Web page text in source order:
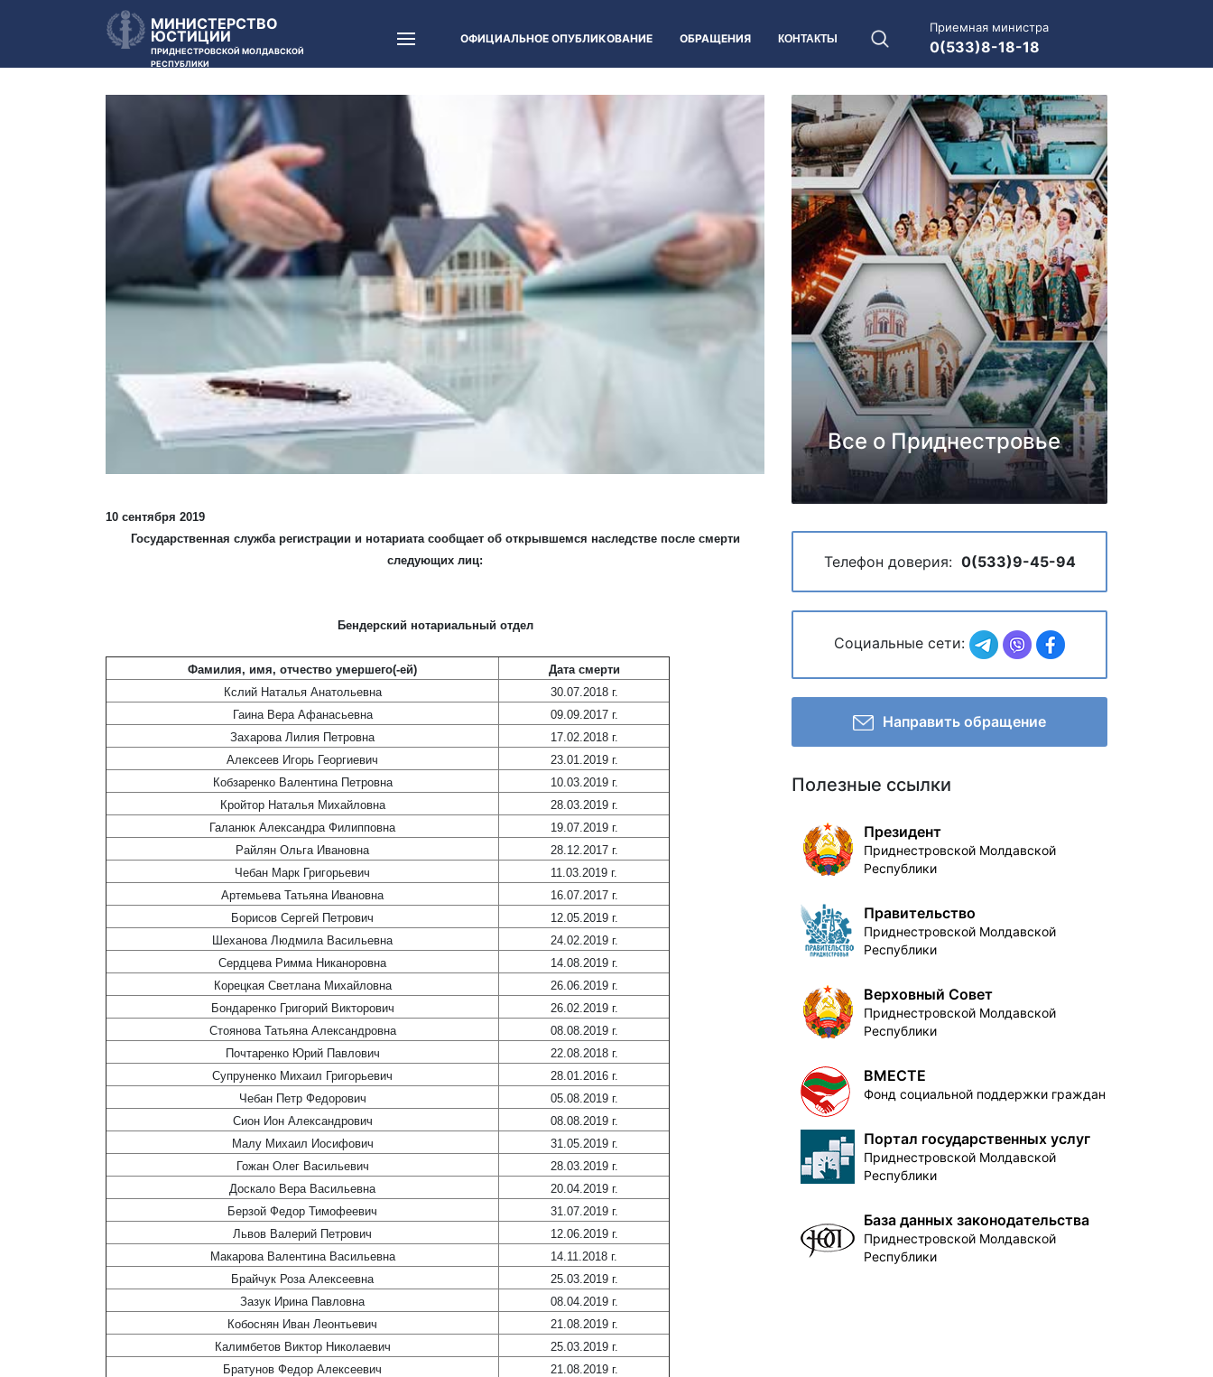
МИНИСТЕРСТВО
ЮСТИЦИИ
ПРИДНЕСТРОВСКОЙ МОЛДАВСКОЙ
РЕСПУБЛИКИ
ОФИЦИАЛЬНОЕ ОПУБЛИКОВАНИЕ ОБРАЩЕНИЯ КОНТАКТЫ
Приемная министра
0(533)8-18-18
10 сентября 2019
Государственная служба регистрации и нотариата сообщает об открывшемся наследстве после смерти
следующих лиц:
Бендерский нотариальный отдел
Фамилия, имя, отчество умершего(-ей)
Дата смерти
Кслий Наталья Анатольевна
30.07.2018 г.
Гаина Вера Афанасьевна
09.09.2017 г.
Захарова Лилия Петровна
17.02.2018 г.
Алексеев Игорь Георгиевич
23.01.2019 г.
Кобзаренко Валентина Петровна
10.03.2019 г.
Кройтор Наталья Михайловна
28.03.2019 г.
Галанюк Александра Филипповна
19.07.2019 г.
Райлян Ольга Ивановна
28.12.2017 г.
Чебан Марк Григорьевич
11.03.2019 г.
Артемьева Татьяна Ивановна
16.07.2017 г.
Борисов Сергей Петрович
12.05.2019 г.
Шеханова Людмила Васильевна
24.02.2019 г.
Сердцева Римма Никаноровна
14.08.2019 г.
Корецкая Светлана Михайловна
26.06.2019 г.
Бондаренко Григорий Викторович
26.02.2019 г.
Стоянова Татьяна Александровна
08.08.2019 г.
Почтаренко Юрий Павлович
22.08.2018 г.
Супруненко Михаил Григорьевич
28.01.2016 г.
Чебан Петр Федорович
05.08.2019 г.
Сион Ион Александрович
08.08.2019 г.
Малу Михаил Иосифович
31.05.2019 г.
Гожан Олег Васильевич
28.03.2019 г.
Доскало Вера Васильевна
20.04.2019 г.
Берзой Федор Тимофеевич
31.07.2019 г.
Львов Валерий Петрович
12.06.2019 г.
Макарова Валентина Васильевна
14.11.2018 г.
Брайчук Роза Алексеевна
25.03.2019 г.
Зазук Ирина Павловна
08.04.2019 г.
Кобоснян Иван Леонтьевич
21.08.2019 г.
Калимбетов Виктор Николаевич
25.03.2019 г.
Братунов Федор Алексеевич
21.08.2019 г.
Все о Приднестровье
Телефон доверия: 0(533)9-45-94
Социальные сети:
Направить обращение
Полезные ссылки
Президент
Приднестровской Молдавской
Республики
Правительство
Приднестровской Молдавской
Республики
Верховный Совет
Приднестровской Молдавской
Республики
ВМЕСТЕ
Фонд социальной поддержки граждан
Портал государственных услуг
Приднестровской Молдавской
Республики
База данных законодательства
Приднестровской Молдавской
Республики